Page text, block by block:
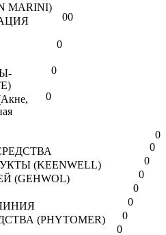
0
MARINI)
0
0
0
0
0
0
0
(KEENWELL)
0
(GEHWOL)
0
0
0
(PHYTOMER)
0